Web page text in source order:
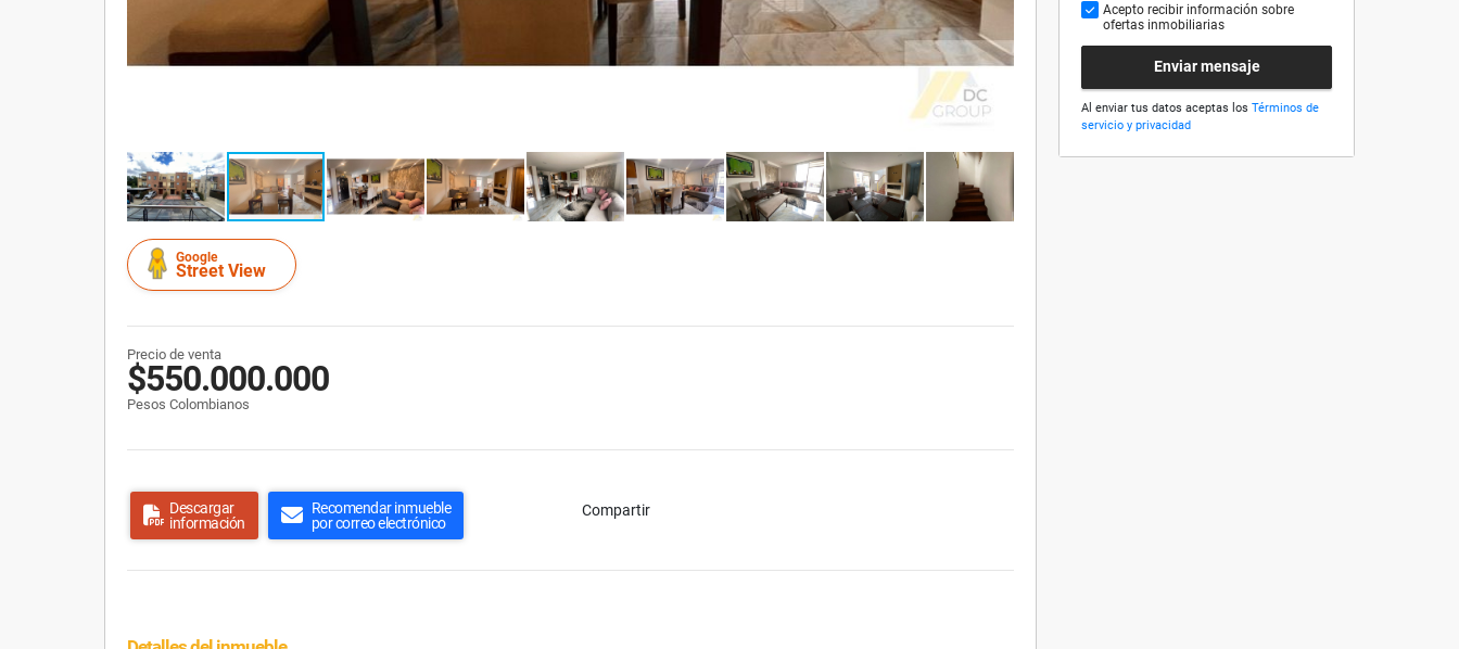
Google
Street View
Precio de venta
$550.000.000
Pesos Colombianos
Descargar
información
Recomendar inmueble
por correo electrónico
Compartir
Acepto recibir información sobre
ofertas inmobiliarias
Enviar mensaje
Al enviar tus datos aceptas los Términos de
servicio y privacidad